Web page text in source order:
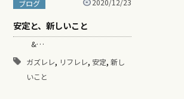
ブログ 2020/12/23
安定と、新しいこと
&…
ガズレレ, リフレレ, 安定, 新し
いこと